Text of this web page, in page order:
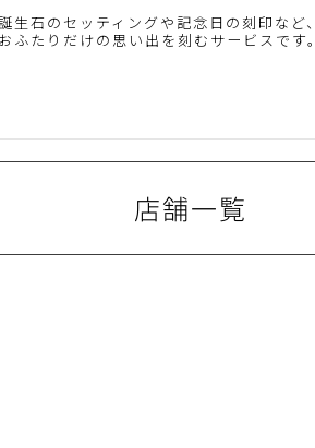
誕生石のセッティングや記念日の刻印など、
おふたりだけの思い出を刻むサービスです。
店舗一覧